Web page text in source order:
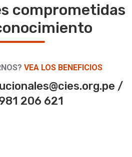
comprometidas
VEA LOS BENEFICIOS
/
206 621